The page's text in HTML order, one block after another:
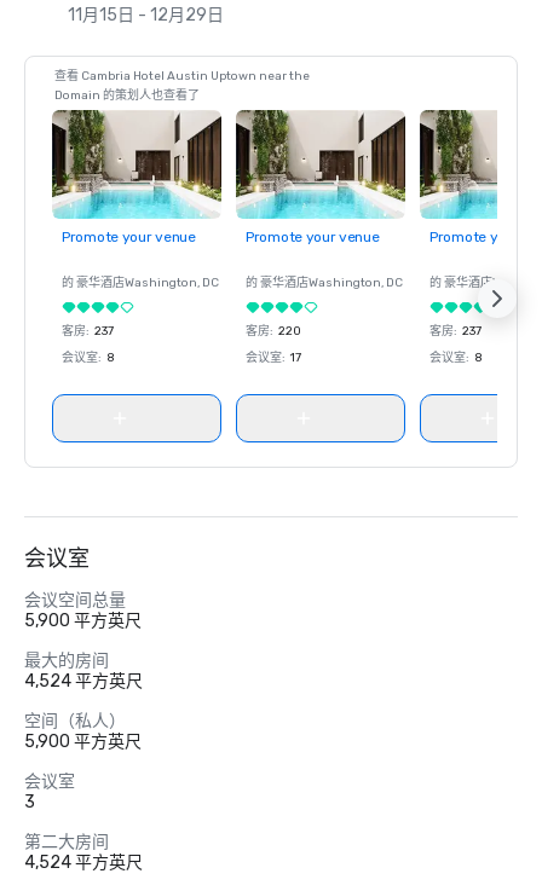
11月15日 - 12月29日
查看 Cambria Hotel Austin Uptown near the
Domain 的策划人也查看了
Promote your venue
的 豪华酒店Washington, DC
客房: 237
会议室: 8
Promote your venue
的 豪华酒店Washington, DC
客房: 220
会议室: 17
Promote your
的 豪华酒店
客房: 237
会议室: 8
会议室
会议空间总量
5,900 平方英尺
最大的房间
4,524 平方英尺
空间（私人）
5,900 平方英尺
会议室
3
第二大房间
4,524 平方英尺